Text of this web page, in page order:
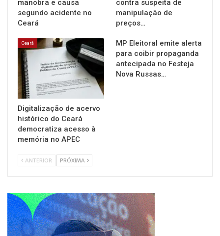
manobra e causa
segundo acidente no
Ceará
contra suspeita de
manipulação de
preços…
Ceará
Digitalização de acervo
histórico do Ceará
democratiza acesso à
memória no APEC
MP Eleitoral emite alerta
para coibir propaganda
antecipada no Festeja
Nova Russas…
ANTERIOR PRÓXIMA